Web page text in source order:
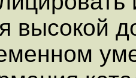
высокой